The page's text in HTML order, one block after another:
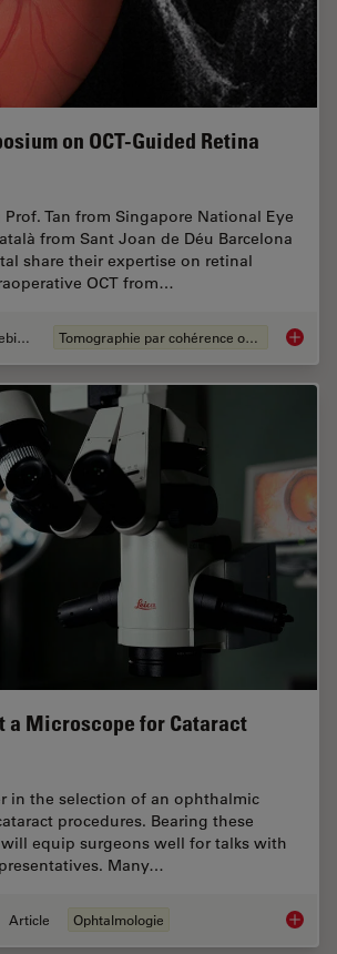
on OCT-Guided Retina
Tan from Singapore National Eye
from Sant Joan de Déu Barcelona
share their expertise on retinal
OCT from…
Webinaire Tomographie par cohérence optique (OCT) Clinical
a Microscope for Cataract
in the selection of an ophthalmic
procedures. Bearing these
equip surgeons well for talks with
Many…
Article Ophtalmologie How to